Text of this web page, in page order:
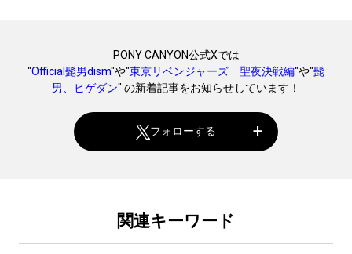
PONY CANYON公式Xでは
"Official髭男dism"や"東京リベンジャーズ 聖夜決戦編"や"髭
男、ヒゲダン" の新着記事をお知らせしています！
フォローする
関連キーワード